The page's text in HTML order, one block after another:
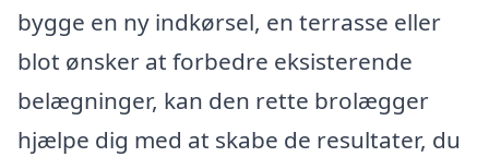
bygge en ny indkørsel, en terrasse eller
blot ønsker at forbedre eksisterende
belægninger, kan den rette brolægger
hjælpe dig med at skabe de resultater, du